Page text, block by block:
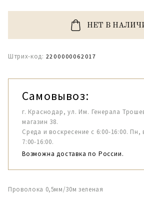
НЕТ В
Штрих-код: 2200000062017
Самовывоз:
г. Краснодар, ул. Им. Генерала
магазин 38.
Среда и воскресение с 6:00-16:00.
7:00-16:00.
Возможна доставка по России.
Проволока 0,5мм/30м зеленая